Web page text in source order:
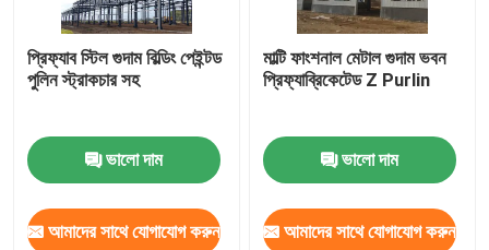
প্রিফ্যাব স্টিল গুদাম বিল্ডিং পেইন্টড
পুলিন স্ট্রাকচার সহ
ভালো দাম
আমাদের সাথে যোগাযোগ করুন
মাল্টি ফাংশনাল মেটাল গুদাম ভবন
প্রিফ্যাব্রিকেটেড Z Purlin
ভালো দাম
আমাদের সাথে যোগাযোগ করুন